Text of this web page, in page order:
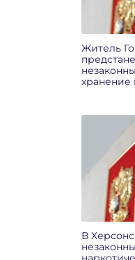
Житель
хранение
В